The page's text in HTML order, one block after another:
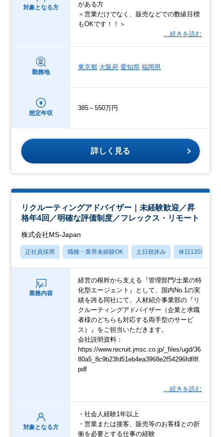
対象となる方
がある方
＜営業だけでなく、販売などでの数値目標
もOKです！！＞
…続きを読む
勤務地
東京都 大阪府 愛知県 福岡県
想定年収
385～550万円
詳しく見る
リクルーティングアドバイザー｜未経験歓迎／昇
格年4回／明確な評価制度／フレックス・リモート
株式会社MS-Japan
正社員採用 職種・業界未経験OK 土日祝休み 休日120日以上
業務内容
経営の根幹から支える『管理部門/士業の特
化型エージェント』として、国内No.1の実
績を誇る同社にて、人材紹介事業部の『リ
クルーティングアドバイザー（企業と求職
者様のどちらも対応する両手型のサービ
ス）』をご担当いただきます。
会社説明資料：
https://www.recruit.jmsc.co.jp/_files/ugd/36
80a5_8c9b23fd51eb4ea3968e2f54296fdf8f.
pdf
…続きを読む
対象となる方
・社会人経験1年以上
・営業または接客、販売等のお客様との折
衝を必要とする仕事の経験